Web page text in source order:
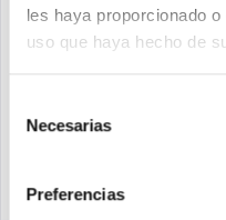
les haya proporcionado
uso que haya hecho de
Necesarias
Preferencias
Fabricante No: